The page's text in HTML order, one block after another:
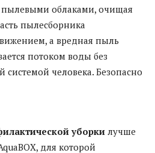
облаками, очищая
пылесборника
а вредная пыль
потоком воды без
системой человека. Безопасно
уборки лучше
для которой